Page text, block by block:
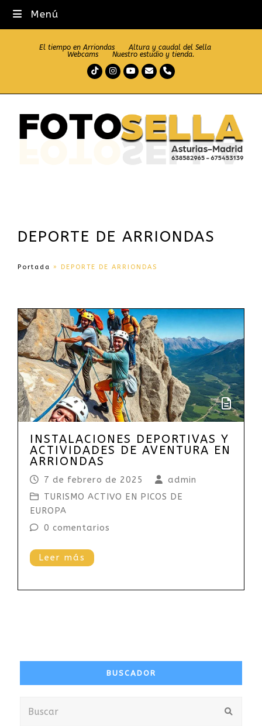
Menú
El tiempo en Arriondas
Altura y caudal del Sella
Webcams
Nuestro estudio y tienda.
TiktokInstagram
Youtube
CorreoTeléfono
DEPORTE DE ARRIONDAS
Portada » DEPORTE DE ARRIONDAS
INSTALACIONES DEPORTIVAS Y
ACTIVIDADES DE AVENTURA EN
ARRIONDAS
7 de febrero de 2025
admin
TURISMO ACTIVO EN PICOS DE
EUROPA
0 comentarios
Leer más
BUSCADOR